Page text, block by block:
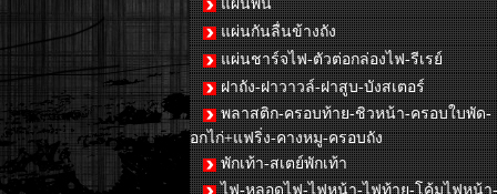
แผ่นพื้น
แผ่นกันลื่นข้างถัง
แผ่นชาร์จไฟ-ตัวต่อกล่องไฟ-รีเรย์
ฝาถัง-ฝาวาวล์-ฝาสูบ-บังสเตอร์
พลาสติก-ครอบท้าย-ชิวหน้า-ครอบใบพัด-
อกไก่+แฟริ่ง-คางหมู-ครอบถัง
พักเท้า-สเตย์พักเท้า
ไฟ-หลอดไฟ-ไฟหน้า-ไฟท้าย-โค้มไฟหน้า-